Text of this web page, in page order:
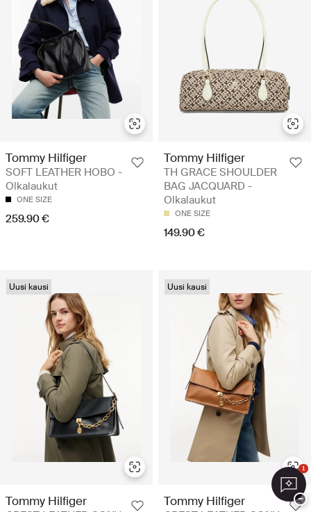
Tommy Hilfiger
SOFT LEATHER HOBO -
Olkalaukut
ONE SIZE
259.90 €
Tommy Hilfiger
TH GRACE SHOULDER
BAG JACQUARD -
Olkalaukut
ONE SIZE
149.90 €
Uusi kausi
Tommy Hilfiger
Uusi kausi
Tommy Hilfiger
1
−